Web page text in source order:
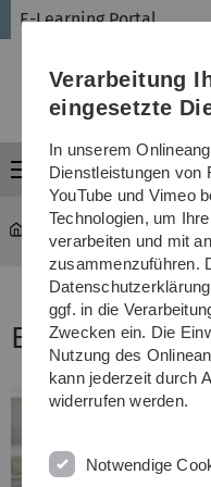
E-Learning Portal
Menü
E-Learning Portal
E-Learning
Verarbeitung
eingesetzte
In unserem
Dienstleistungen von
YouTube und Vimeo
Technologien, um
verarbeiten und mit
zusammenzuführen.
ggf. in die
Zwecken ein. Die
Nutzung des
kann jederzeit durch
widerrufen werden.
Notwendige